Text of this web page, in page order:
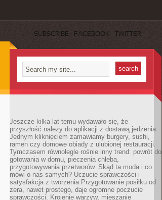
SUBSCRIBE FACEBOOK TWITTER
Jeszcze kilka lat temu wydawało się, że
przyszłość należy do aplikacji z dostawą jedzenia.
Jednym kliknięciem zamawiamy burgery, sushi,
ramen czy domowe obiady z ulubionej restauracji.
Tymczasem równolegle rośnie inny trend: powrót do
gotowania w domu, pieczenia chleba,
przygotowywania przetworów. Skąd ta moda i co
mówi o nas samych? Uczucie sprawczości i
satysfakcja z tworzenia Przygotowanie posiłku od
zera, nawet prostego, daje ogromne poczucie
sprawczości. Krojenie warzyw, mieszanie